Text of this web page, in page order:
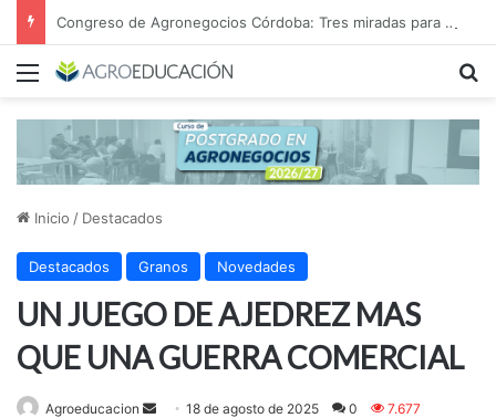
Congreso de Agronegocios Córdoba: Tres miradas para interpretar el escenario y tomar mejores decisiones
Menú
Inicio / Destacados
Destacados Granos Novedades
UN JUEGO DE AJEDREZ MAS
QUE UNA GUERRA COMERCIAL
Agroeducacion
Send18 de agosto de 2025 0 7.677